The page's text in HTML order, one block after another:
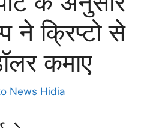
ने क्रिप्टो से
कमाए
News Hidia